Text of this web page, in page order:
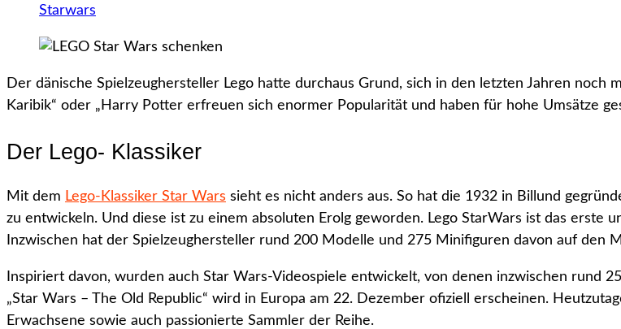
Starwars
Der dänische Spielzeughersteller Lego hatte durchaus Grund, sich in den letzten Jahren
Karibik“ oder „Harry Potter erfreuen sich enormer Popularität und haben für hohe Umsätze
Der Lego- Klassiker
Mit dem Lego-Klassiker Star Wars sieht es nicht anders aus. So hat die 1932 in Billund
zu entwickeln. Und diese ist zu einem absoluten Erolg geworden. Lego StarWars ist das erste
Inzwischen hat der Spielzeughersteller rund 200 Modelle und 275 Minifiguren davon auf den
Inspiriert davon, wurden auch Star Wars-Videospiele entwickelt, von denen inzwischen rund
„Star Wars – The Old Republic“ wird in Europa am 22. Dezember ofiziell erscheinen.
Erwachsene sowie auch passionierte Sammler der Reihe.